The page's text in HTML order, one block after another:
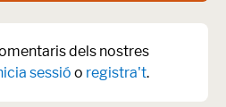
dels nostres
sessió o registra't.